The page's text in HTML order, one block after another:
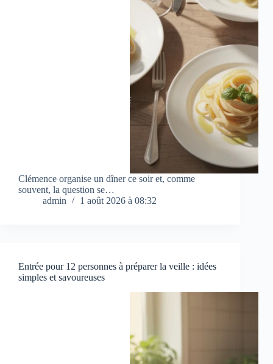
Clémence organise un dîner ce soir et, comme
souvent, la question se…
admin
1 août 2026 à 08:32
Entrée pour 12 personnes à préparer la veille : idées
simples et savoureuses